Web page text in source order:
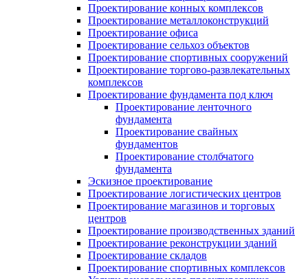
Проектирование конных комплексов
Проектирование металлоконструкций
Проектирование офиса
Проектирование сельхоз объектов
Проектирование спортивных сооружений
Проектирование торгово-развлекательных
комплексов
Проектирование фундамента под ключ
Проектирование ленточного
фундамента
Проектирование свайных
фундаментов
Проектирование столбчатого
фундамента
Эскизное проектирование
Проектирование логистических центров
Проектирование магазинов и торговых
центров
Проектирование производственных зданий
Проектирование реконструкции зданий
Проектирование складов
Проектирование спортивных комплексов